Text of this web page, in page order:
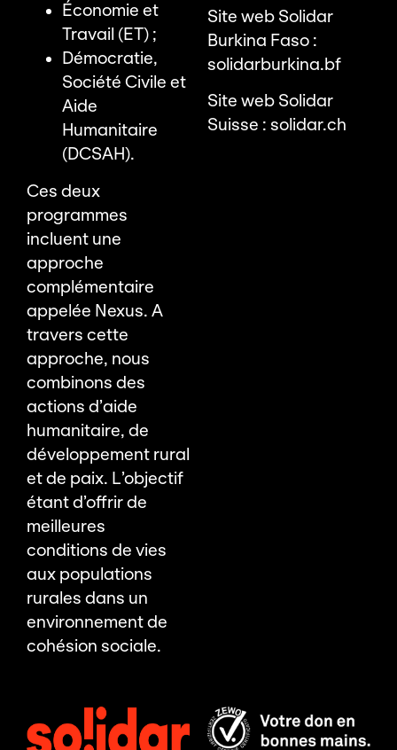
Économie et
Travail (ET) ;
Démocratie,
Société Civile et
Aide
Humanitaire
(DCSAH).
Ces deux
programmes
incluent une
approche
complémentaire
appelée Nexus. A
travers cette
approche, nous
combinons des
actions d’aide
humanitaire, de
développement rural
et de paix. L’objectif
étant d’offrir de
meilleures
conditions de vies
aux populations
rurales dans un
environnement de
cohésion sociale.
Site web Solidar
Burkina Faso :
solidarburkina.bf
Site web Solidar
Suisse : solidar.ch